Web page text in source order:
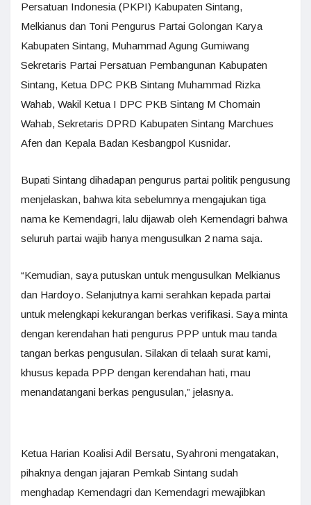
Persatuan Indonesia (PKPI) Kabupaten Sintang,
Melkianus dan Toni Pengurus Partai Golongan Karya
Kabupaten Sintang, Muhammad Agung Gumiwang
Sekretaris Partai Persatuan Pembangunan Kabupaten
Sintang, Ketua DPC PKB Sintang Muhammad Rizka
Wahab, Wakil Ketua I DPC PKB Sintang M Chomain
Wahab, Sekretaris DPRD Kabupaten Sintang Marchues
Afen dan Kepala Badan Kesbangpol Kusnidar.
Bupati Sintang dihadapan pengurus partai politik pengusung
menjelaskan, bahwa kita sebelumnya mengajukan tiga
nama ke Kemendagri, lalu dijawab oleh Kemendagri bahwa
seluruh partai wajib hanya mengusulkan 2 nama saja.
“Kemudian, saya putuskan untuk mengusulkan Melkianus
dan Hardoyo. Selanjutnya kami serahkan kepada partai
untuk melengkapi kekurangan berkas verifikasi. Saya minta
dengan kerendahan hati pengurus PPP untuk mau tanda
tangan berkas pengusulan. Silakan di telaah surat kami,
khusus kepada PPP dengan kerendahan hati, mau
menandatangani berkas pengusulan,” jelasnya.
Ketua Harian Koalisi Adil Bersatu, Syahroni mengatakan,
pihaknya dengan jajaran Pemkab Sintang sudah
menghadap Kemendagri dan Kemendagri mewajibkan